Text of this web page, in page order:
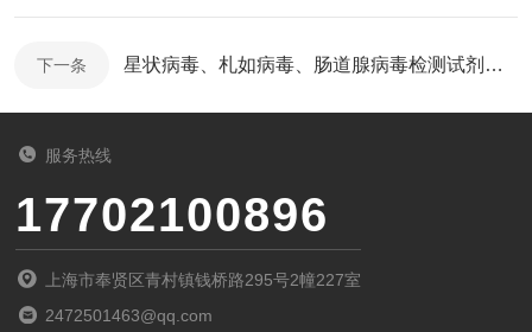
下一条 星状病毒、札如病毒、肠道腺病毒检测试剂盒（三色实时荧光PCR法）使用说明
服务热线
17702100896
上海市奉贤区青村镇钱桥路295号2幢227室
2472501463@qq.com